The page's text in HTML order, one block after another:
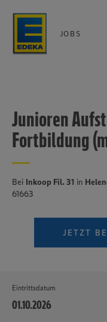
JOBS
Junioren
Fortbildung
Bei Inkoop Fil. 31 in
61663
JETZT
Eintrittsdatum
01.10.2026